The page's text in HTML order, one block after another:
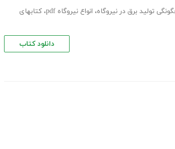
تولید برق در نیروگاه، انواع نیروگاه pdf ، کتابهای
دانلود کتاب